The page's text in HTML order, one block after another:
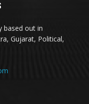
based out in
Gujarat, Political,